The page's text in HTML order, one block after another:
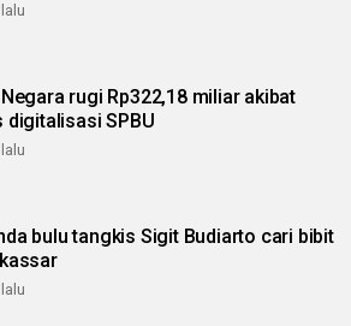
Negara rugi Rp322,18 miliar akibat
digitalisasi SPBU
bulu tangkis Sigit Budiarto cari bibit